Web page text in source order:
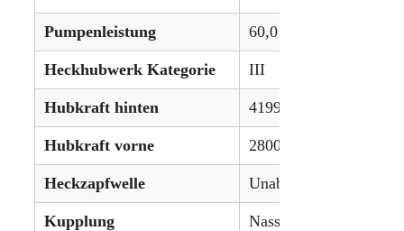
Pumpenleistung 60,0 L/min (15.85
Heckhubwerk Kategorie III
Hubkraft hinten 4199 kg (9259 lbs)
Hubkraft vorne 2800 kg (6173 lbs)
Heckzapfwelle Unabhängig
Kupplung Nassscheiben